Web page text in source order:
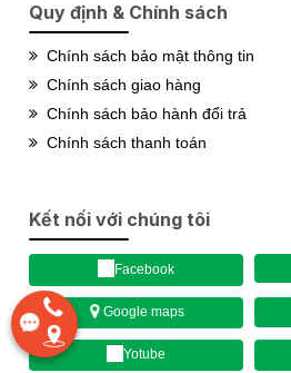
Quy định & Chính sách
Chính sách bảo mật thông tin
Chính sách giao hàng
Chính sách bảo hành đổi trả
Chính sách thanh toán
Kết nối với chúng tôi
Facebook
Google maps
Yotube